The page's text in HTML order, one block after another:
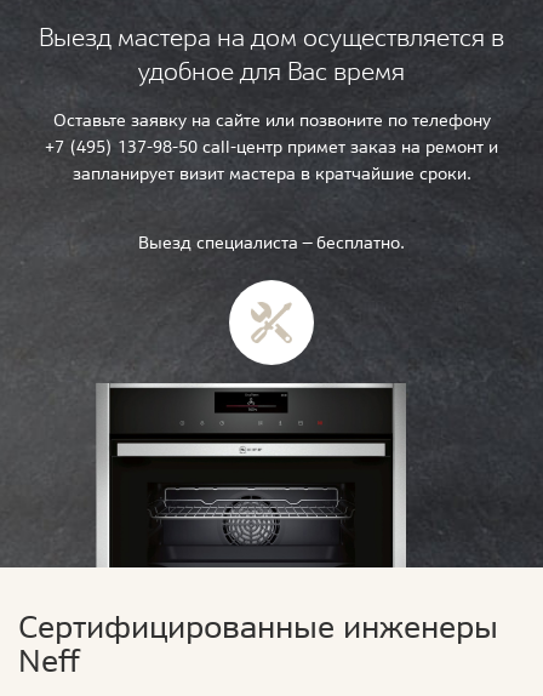
Выезд мастера на дом осуществляется в
удобное для Вас время
Оставьте заявку на сайте или позвоните по телефону
+7 (495) 137-98-50 call-центр примет заказ на ремонт и
запланирует визит мастера в кратчайшие сроки.
Выезд специалиста — бесплатно.
Сертифицированные инженеры
Neff